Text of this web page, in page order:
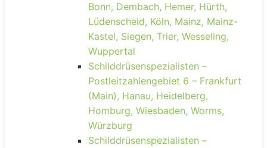
Bonn, Dembach, Hemer, Hürth,
Lüdenscheid, Köln, Mainz, Mainz-
Kastel, Siegen, Trier, Wesseling,
Wuppertal
Schilddrüsenspezialisten –
Postleitzahlengebiet 6 – Frankfurt
(Main), Hanau, Heidelberg,
Homburg, Wiesbaden, Worms,
Würzburg
Schilddrüsenspezialisten –